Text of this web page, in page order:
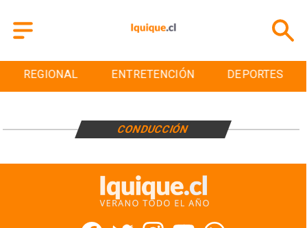
REGIONAL ENTRETENCIÓN DEPORTES
CONDUCCIÓN